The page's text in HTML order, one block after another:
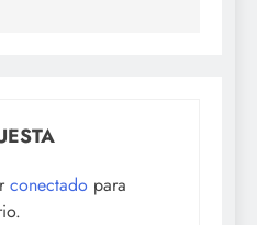
conectado para